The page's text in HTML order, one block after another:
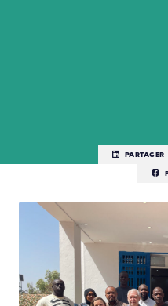
PARTAGER